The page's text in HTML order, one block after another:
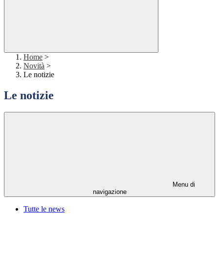
Home >
Novità >
Le notizie
Le notizie
Menu di
navigazione
Tutte le news